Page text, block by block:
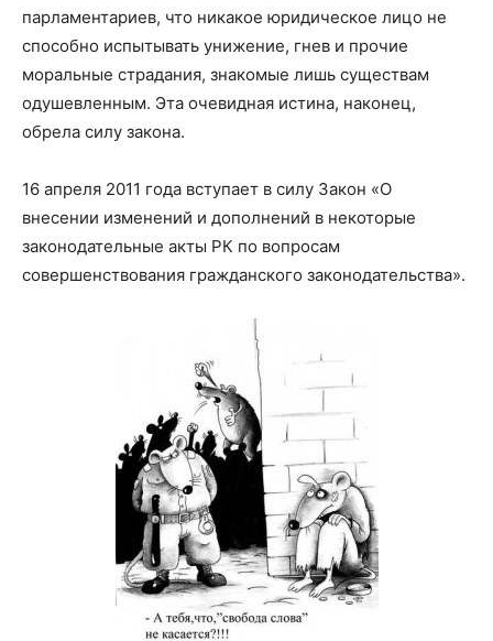
парламентариев, что никакое юридическое лицо не
способно испытывать унижение, гнев и прочие
моральные страдания, знакомые лишь существам
одушевленным. Эта очевидная истина, наконец,
обрела силу закона.
16 апреля 2011 года вступает в силу Закон «О
внесении изменений и дополнений в некоторые
законодательные акты РК по вопросам
совершенствования гражданского законодательства».